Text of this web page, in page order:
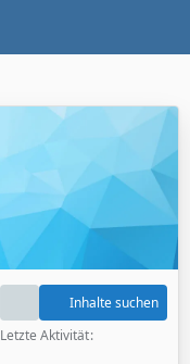
Inhalte suchen
Letzte Aktivität